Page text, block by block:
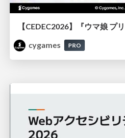
cygames
PRO